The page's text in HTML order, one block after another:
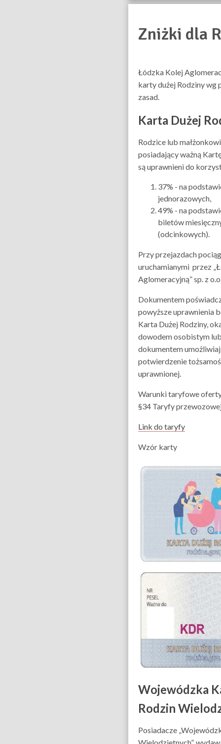
Zniżki dla
Łódzka Kolej
karty dużej Rodziny wg
zasad.
Karta Dużej
Rodzice lub
posiadający ważną
są uprawnieni do
37% - na
jednorazowych,
49% - na
biletów
(odcinkowych).
Przy przejazdach
uruchamianymi przez
Aglomeracyjną” sp. z
Dokumentem
powyższe uprawnienia
Karta Dużej Rodziny,
dowodem osobistym
dokumentem
potwierdzenie
uprawnionej.
Warunki taryfowe
§34 Taryfy
Link do taryfy
Wzór karty
Wojewódzka
Rodzin
Posiadacze